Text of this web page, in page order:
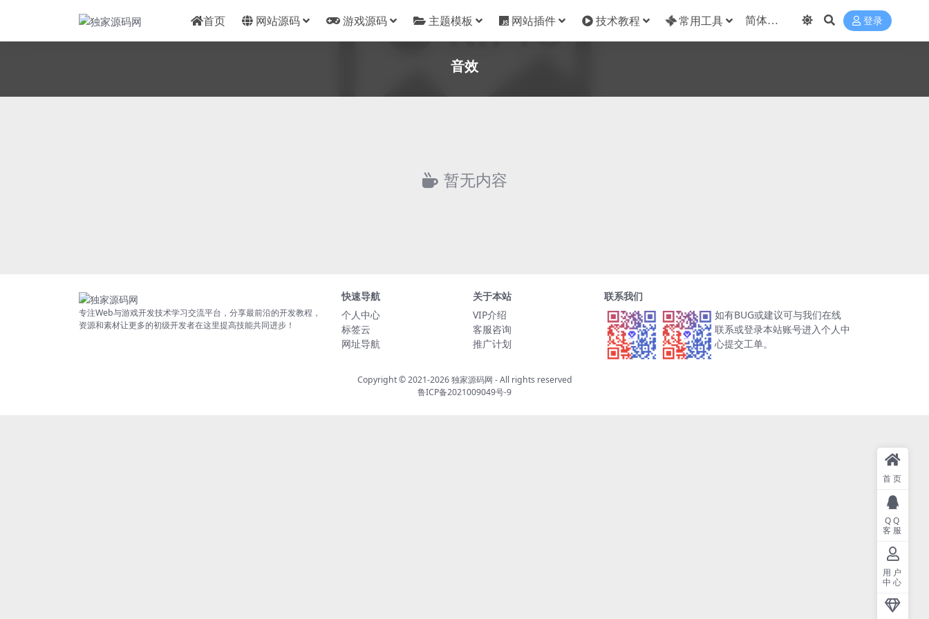
首页 网站源码 游戏源码 主题模板 网站插件 技术教程 常用工具 登录
音效
暂无内容
专注Web与游戏开发技术学习交流平台，分享最前沿的开发教程，
资源和素材让更多的初级开发者在这里提高技能共同进步！
快速导航
个人中心
标签云
网址导航
关于本站
VIP介绍
客服咨询
推广计划
联系我们
如有BUG或建议可与我们在线
联系或登录本站账号进入个人中
心提交工单。
Copyright © 2021-2026独家源码网 - All rights reserved
鲁ICP备2021009049号-9
首页
QQ
客服
用户
中心